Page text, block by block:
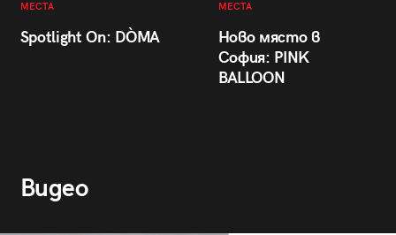
МЕСТА
Spotlight On: DÒMA
МЕСТА
Ново място в
София: PINK
BALLOON
Видео